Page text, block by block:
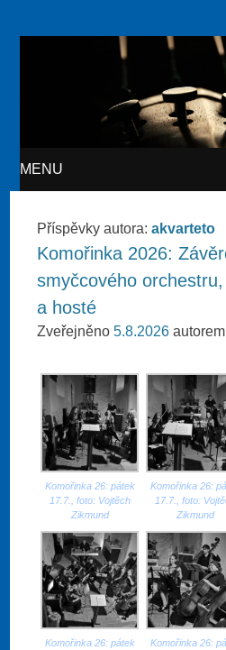
Akvarteto
MENU
Příspěvky autora:akvarteto
Komořinka 2026:
smyčcového
a hosté
Zveřejněno5.8.2026
Komořinka 26: pátek
17.7., foto: Vojtěch
Zikmund
Komořinka 26:
17.7., foto:
Zikmund
Komořinka 26: pátek
Komořinka 26: